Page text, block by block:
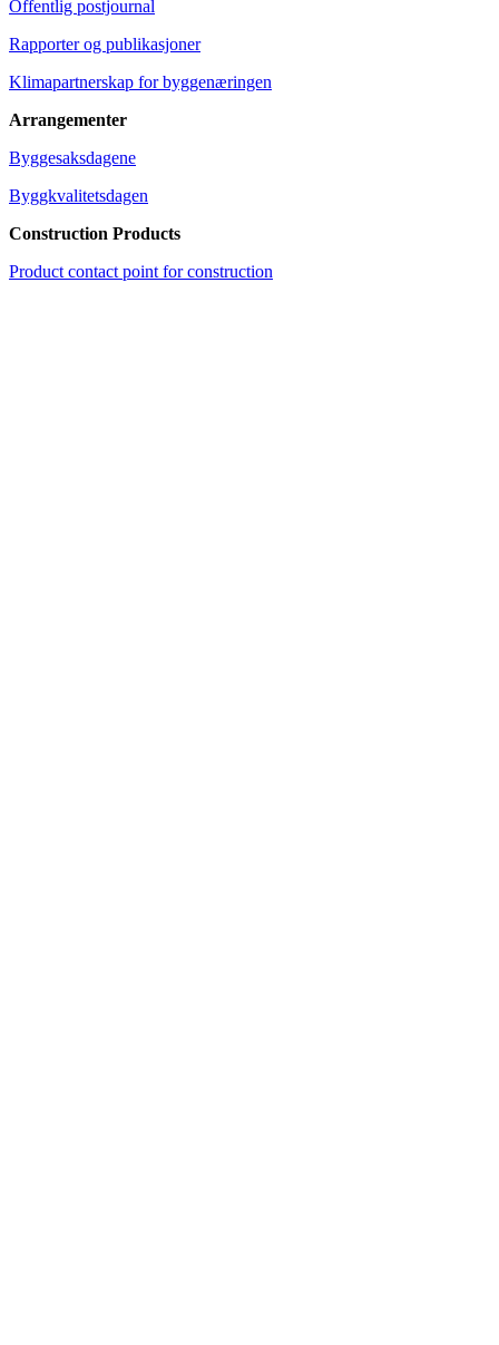
Offentlig postjournal
Rapporter og publikasjoner
Klimapartnerskap for byggenæringen
Arrangementer
Byggesaksdagene
Byggkvalitetsdagen
Construction Products
Product contact point for construction